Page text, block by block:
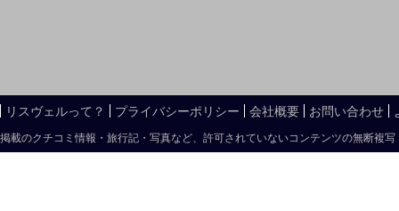
リスヴェルって？ プライバシーポリシー 会社概要 お問い合わせ
掲載のクチコミ情報・旅行記・写真など、許可されていないコンテンツの無断複